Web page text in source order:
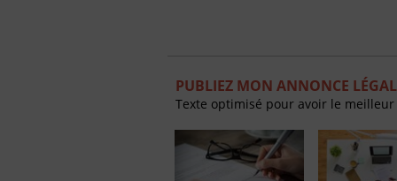
PUBLIEZ MON ANNONCE
Texte optimisé pour avoir le